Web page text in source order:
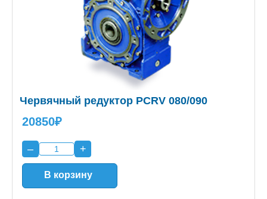
Червячный редуктор PCRV 080/090
20850₽
– +
В корзину